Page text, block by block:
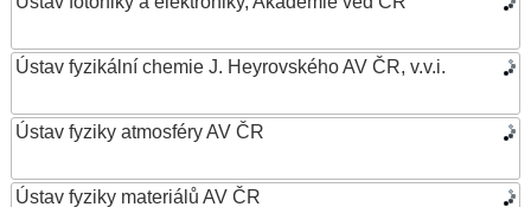
Ústav fyzikální chemie J. Heyrovského AV ČR, v.v.i.
Ústav fyziky atmosféry AV ČR
Ústav fyziky materiálů AV ČR